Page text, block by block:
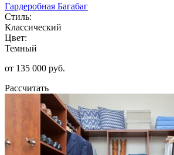
Гардеробная Багабаг
Стиль:
Классический
Цвет:
Темный
от 135 000 руб.
Рассчитать